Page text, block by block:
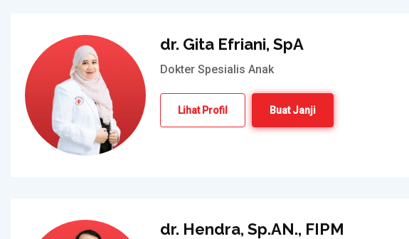
dr. Gita Efriani, SpA
Dokter Spesialis Anak
Lihat Profil Buat Janji
dr. Hendra, Sp.AN., FIPM